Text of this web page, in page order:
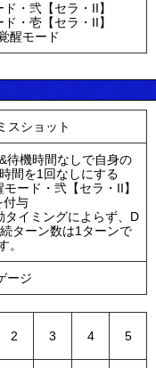
・弐【セラ・II】
・壱【セラ・II】
醒モード
スショット
待機時間なしで自身の
間を1回なしにする
ード・弐【セラ・II】
付与
イミングによらず、D
ターン数は1ターンで
。
ージ
2 3 4 5